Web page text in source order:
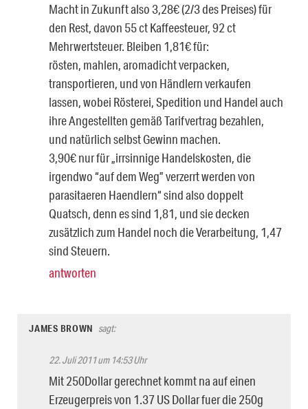
Macht in Zukunft also 3,28€ (2/3 des Preises) für
den Rest, davon 55 ct Kaffeesteuer, 92 ct
Mehrwertsteuer. Bleiben 1,81€ für:
rösten, mahlen, aromadicht verpacken,
transportieren, und von Händlern verkaufen
lassen, wobei Rösterei, Spedition und Handel auch
ihre Angestellten gemäß Tarifvertrag bezahlen,
und natürlich selbst Gewinn machen.
3,90€ nur für „irrsinnige Handelskosten, die
irgendwo “auf dem Weg” verzerrt werden von
parasitaeren Haendlern“ sind also doppelt
Quatsch, denn es sind 1,81, und sie decken
zusätzlich zum Handel noch die Verarbeitung, 1,47
sind Steuern.
antworten
JAMES BROWN sagt:
22. Juli 2011 um 14:53 Uhr
Mit 250Dollar gerechnet kommt na auf einen
Erzeugerpreis von 1.37 US Dollar fuer die 250g